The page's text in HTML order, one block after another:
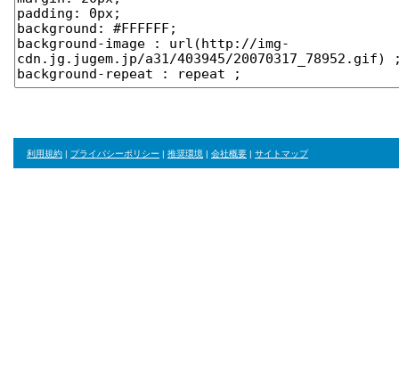
利用規約 | プライバシーポリシー | 推奨環境 | 会社概要 | サイトマップ